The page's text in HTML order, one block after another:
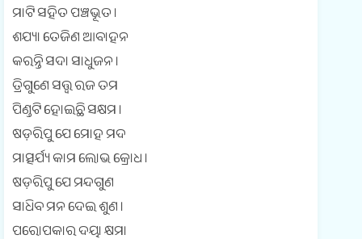
ମାଟି ସହିତ ପଞ୍ଚଭୂତ ।
ଶଯ୍ୟା ତେଜିଣ ଆବାହନ
କରନ୍ତି ସଦା ସାଧୁଜନ ।
ତ୍ରିଗୁଣେ ସତ୍ତ୍ଵ ରଜ ତମ
ପିଣ୍ଡଟି ହୋଇଛି ସକ୍ଷମ ।
ଷଡ଼ରିପୁ ଯେ ମୋହ ମଦ
ମାତ୍ସର୍ଯ୍ୟ କାମ ଲୋଭ କ୍ରୋଧ ।
ଷଡ଼ରିପୁ ଯେ ମନ୍ଦଗୁଣ
ସାଧିବ ମନ ଦେଇ ଶୁଣ ।
ପରୋପକାର ଦୟା କ୍ଷମା